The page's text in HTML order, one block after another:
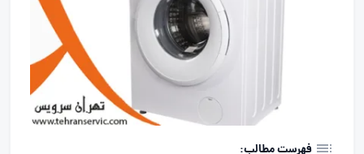
فهرست مطالب: